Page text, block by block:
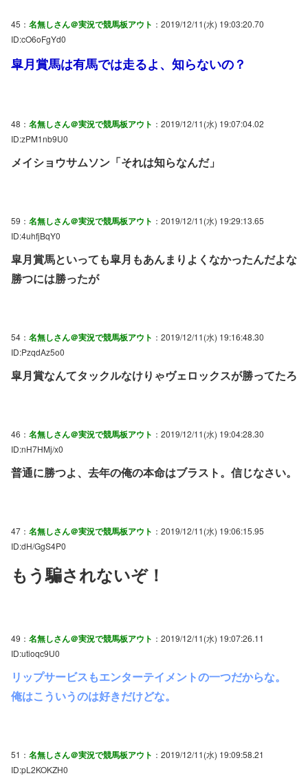
45： 名無しさん＠実況で競馬板アウト ：2019/12/11(水) 19:03:20.70
ID:cO6oFgYd0
皐月賞馬は有馬では走るよ、知らないの？
48： 名無しさん＠実況で競馬板アウト ：2019/12/11(水) 19:07:04.02
ID:zPM1nb9U0
メイショウサムソン「それは知らなんだ」
59： 名無しさん＠実況で競馬板アウト ：2019/12/11(水) 19:29:13.65
ID:4uhfjBqY0
皐月賞馬といっても皐月もあんまりよくなかったんだよな
勝つには勝ったが
54： 名無しさん＠実況で競馬板アウト ：2019/12/11(水) 19:16:48.30
ID:PzqdAz5o0
皐月賞なんてタックルなけりゃヴェロックスが勝ってたろ
46： 名無しさん＠実況で競馬板アウト ：2019/12/11(水) 19:04:28.30
ID:nH7HMj/x0
普通に勝つよ、去年の俺の本命はブラスト。信じなさい。
47： 名無しさん＠実況で競馬板アウト ：2019/12/11(水) 19:06:15.95
ID:dH/GgS4P0
もう騙されないぞ！
49： 名無しさん＠実況で競馬板アウト ：2019/12/11(水) 19:07:26.11
ID:utioqc9U0
リップサービスもエンターテイメントの一つだからな。
俺はこういうのは好きだけどな。
51： 名無しさん＠実況で競馬板アウト ：2019/12/11(水) 19:09:58.21
ID:pL2KOKZH0